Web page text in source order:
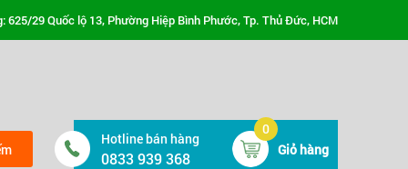
625/29 Quốc lộ 13, Phường Hiệp Bình Phước, Tp. Thủ Đức, HCM
Hotline bán hàng
0833 939 368 Giỏ hàng
0